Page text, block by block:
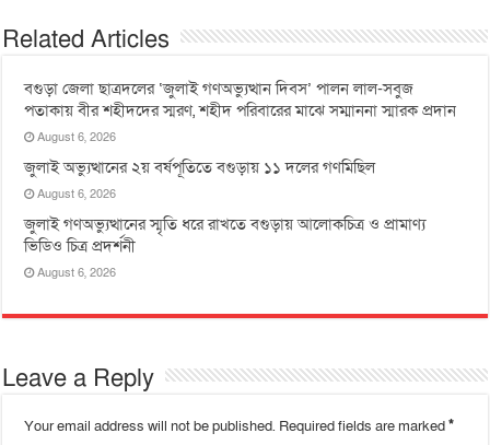
Related Articles
বগুড়া জেলা ছাত্রদলের ‘জুলাই গণঅভ্যুত্থান দিবস’ পালন লাল-সবুজ
পতাকায় বীর শহীদদের স্মরণ, শহীদ পরিবারের মাঝে সম্মাননা স্মারক প্রদান
August 6, 2026
জুলাই অভ্যুত্থানের ২য় বর্ষপূতিতে বগুড়ায় ১১ দলের গণমিছিল
August 6, 2026
জুলাই গণঅভ্যুত্থানের স্মৃতি ধরে রাখতে বগুড়ায় আলোকচিত্র ও প্রামাণ্য
ভিডিও চিত্র প্রদর্শনী
August 6, 2026
Leave a Reply
Your email address will not be published. Required fields are marked*